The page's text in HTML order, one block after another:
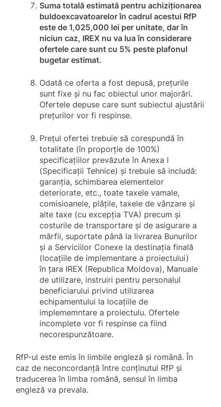
Suma totală estimată pentru achiziționarea
buldoexcavatoarelor în cadrul acestui RfP
este de 1,025,000 lei per unitate, dar în
niciun caz, IREX nu va lua în considerare
ofertele care sunt cu 5% peste plafonul
bugetar estimat.
Odată ce oferta a fost depusă, prețurile
sunt fixe și nu fac obiectul unor majorări.
Ofertele depuse care sunt subiectul ajustării
prețurilor vor fi respinse.
Prețul ofertei trebuie să corespundă în
totalitate (în proporție de 100%)
specificațiilor prevăzute în Anexa I
(Specificații Tehnice) și trebuie să includă:
garanția, schimbarea elementelor
deteriorate, etc., toate taxele vamale,
comisioanele, plățile, taxele de vânzare și
alte taxe (cu excepția TVA) precum și
costurile de transportare și de asigurare a
mărfii, suportate până la livrarea Bunurilor
și a Serviciilor Conexe la destinația finală
(locațiile de implementare a proiectului)
în țara IREX (Republica Moldova), Manuale
de utilizare, instruiri pentru personalul
beneficiarului privind utilizarea
echipamentului la locațiile de
implememntare a proiectulu. Ofertele
incomplete vor fi respinse ca fiind
necorespunzătoare.
RfP-ul este emis în limbile engleză și română. În
caz de neconcordanță între conținutul RfP și
traducerea în limba română, sensul în limba
engleză va prevala.